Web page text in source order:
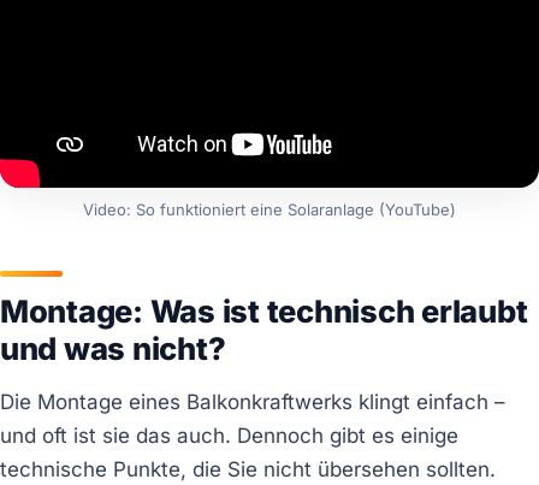
Video: So funktioniert eine Solaranlage (YouTube)
Montage: Was ist technisch erlaubt
und was nicht?
Die Montage eines Balkonkraftwerks klingt einfach –
und oft ist sie das auch. Dennoch gibt es einige
technische Punkte, die Sie nicht übersehen sollten.